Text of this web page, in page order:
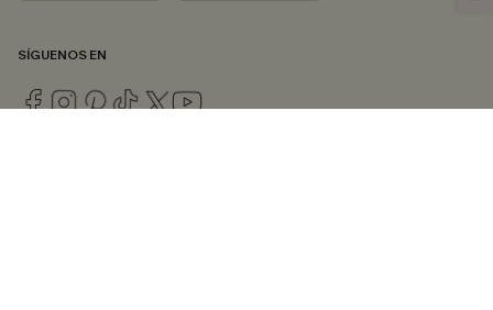
SÍGUENOS EN